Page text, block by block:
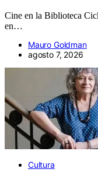
Cine en la Biblioteca
en…
Mauro Goldman
agosto 7, 2026
Cultura